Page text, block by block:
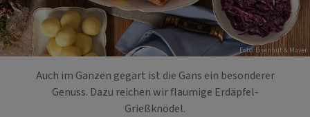
Foto: Eisenhut & Mayer
Auch im Ganzen gegart ist die Gans ein besonderer
Genuss. Dazu reichen wir flaumige Erdäpfel-
Grießknödel.